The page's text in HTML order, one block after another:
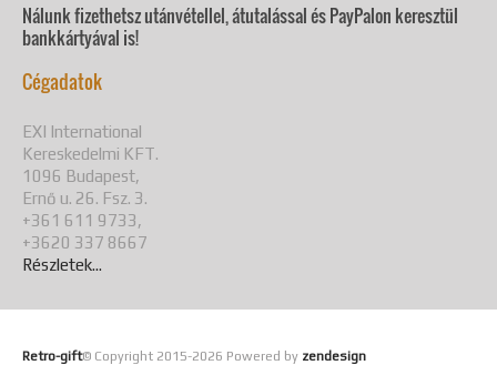
Nálunk fizethetsz utánvétellel, átutalással és PayPalon keresztül
bankkártyával is!
Cégadatok
EXI International
Kereskedelmi KFT.
1096 Budapest,
Ernő u. 26. Fsz. 3.
+361 611 9733,
+3620 337 8667
Részletek...
Retro-gift© Copyright 2015-2026 Powered by zendesign